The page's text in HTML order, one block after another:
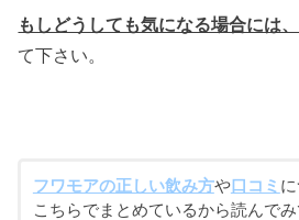
もしどうしても気になる場合には
て下さい。
フワモアの正しい飲み方や口コミ
こちらでまとめているから読んでみ